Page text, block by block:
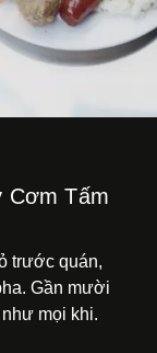
Cơm Tấm
trước quán,
Gần mười
mọi khi.